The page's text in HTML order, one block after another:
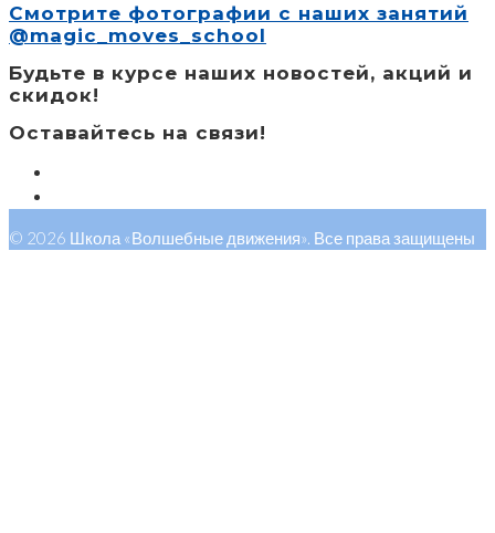
Смотрите фотографии с наших занятий
@magic_moves_school
Будьте в курсе наших новостей, акций и
скидок!
Оставайтесь на связи!
© 2026 Школа «Волшебные движения». Все права защищены